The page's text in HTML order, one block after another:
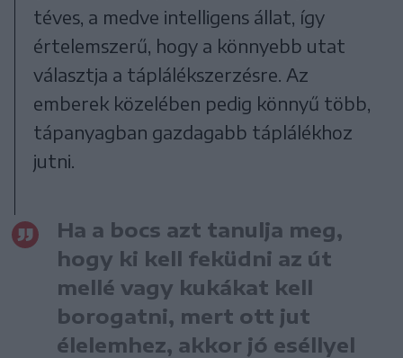
téves, a medve intelligens állat, így
értelemszerű, hogy a könnyebb utat
választja a táplálékszerzésre. Az
emberek közelében pedig könnyű több,
tápanyagban gazdagabb táplálékhoz
jutni.
Ha a bocs azt tanulja meg,
hogy ki kell feküdni az út
mellé vagy kukákat kell
borogatni, mert ott jut
élelemhez, akkor jó eséllyel